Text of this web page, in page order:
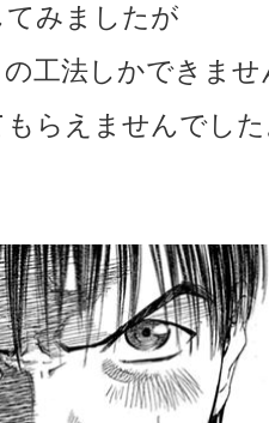
みましたが
の工法しかできま
らえませんでし